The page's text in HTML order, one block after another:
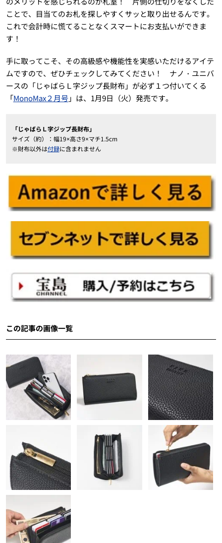
ことで、目当てのお札を探しやすくサッと取り出せるんです。
これで会計時に慌てることなくスマートにお支払いができま
す！
手に取ってこそ、その高級感や機能性を実感いただけるアイテ
ムですので、ぜひチェックしてみてください！ ナノ・ユニバ
ースの「じゃばらＬ字ジップ長財布」が必ず１つ付いてくる
「MonoMax２月号」は、1月9日（火）発売です。
「じゃばらＬ字ジップ長財布」
サイズ（約）：幅19×高さ9×マチ1.5cm
※財布以外は付録に含まれません
この記事の画像一覧